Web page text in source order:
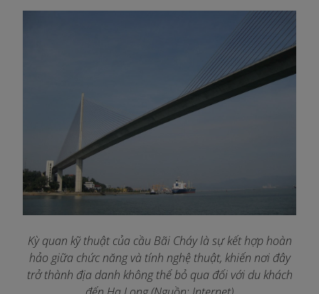
Kỳ quan kỹ thuật của cầu Bãi Cháy là sự kết hợp hoàn
hảo giữa chức năng và tính nghệ thuật, khiến nơi đây
trở thành địa danh không thể bỏ qua đối với du khách